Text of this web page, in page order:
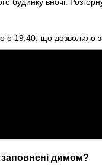
о 19:40, що дозволило
заповнені димом?